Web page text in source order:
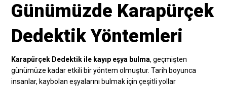
Günümüzde Karapürçek
Dedektik Yöntemleri
Karapürçek Dedektik ile kayıp eşya bulma, geçmişten
günümüze kadar etkili bir yöntem olmuştur. Tarih boyunca
insanlar, kaybolan eşyalarını bulmak için çeşitli yollar